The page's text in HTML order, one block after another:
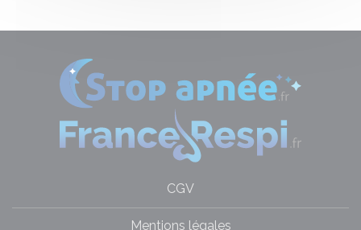
CGV
Mentions légales